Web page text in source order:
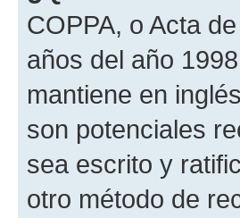
COPPA, o Acta
años del año
mantiene en
son potenciales
sea escrito y
otro método de